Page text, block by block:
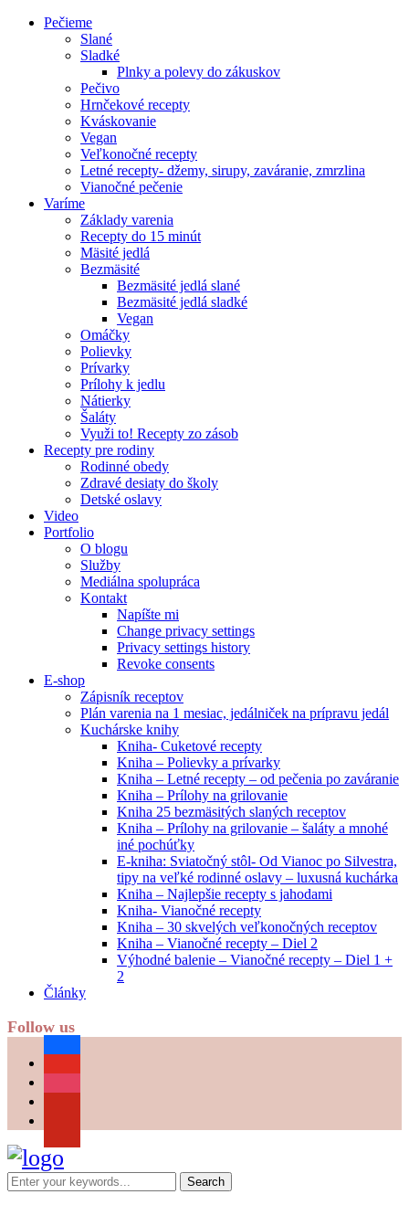
Pečieme
Slané
Sladké
Plnky a polevy do zákuskov
Pečivo
Hrnčekové recepty
Kváskovanie
Vegan
Veľkonočné recepty
Letné recepty- džemy, sirupy, zaváranie, zmrzlina
Vianočné pečenie
Varíme
Základy varenia
Recepty do 15 minút
Mäsité jedlá
Bezmäsité
Bezmäsité jedlá slané
Bezmäsité jedlá sladké
Vegan
Omáčky
Polievky
Prívarky
Prílohy k jedlu
Nátierky
Šaláty
Využi to! Recepty zo zásob
Recepty pre rodiny
Rodinné obedy
Zdravé desiaty do školy
Detské oslavy
Video
Portfolio
O blogu
Služby
Mediálna spolupráca
Kontakt
Napíšte mi
Change privacy settings
Privacy settings history
Revoke consents
E-shop
Zápisník receptov
Plán varenia na 1 mesiac, jedálniček na prípravu jedál
Kuchárske knihy
Kniha- Cuketové recepty
Kniha – Polievky a prívarky
Kniha – Letné recepty – od pečenia po zaváranie
Kniha – Prílohy na grilovanie
Kniha 25 bezmäsitých slaných receptov
Kniha – Prílohy na grilovanie – šaláty a mnohé
iné pochúťky
E-kniha: Sviatočný stôl- Od Vianoc po Silvestra,
tipy na veľké rodinné oslavy – luxusná kuchárka
Kniha – Najlepšie recepty s jahodami
Kniha- Vianočné recepty
Kniha – 30 skvelých veľkonočných receptov
Kniha – Vianočné recepty – Diel 2
Výhodné balenie – Vianočné recepty – Diel 1 +
2
Články
Follow us